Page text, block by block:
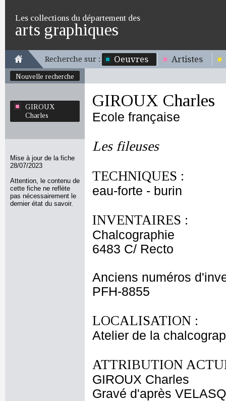
Les collections du département des
arts graphiques
Recherche sur : Oeuvres Artistes
Nouvelle recherche
GIROUX
Charles
Mise à jour de la fiche
28/07/2023
Attention, le contenu de
cette fiche ne reflète
pas nécessairement le
dernier état du savoir.
GIROUX Charles
Ecole française
Les fileuses
TECHNIQUES :
eau-forte - burin
INVENTAIRES :
Chalcographie
6483 C/ Recto
Anciens numéros
PFH-8855
LOCALISATION :
Atelier de la
ATTRIBUTION
GIROUX Charles
Gravé d'après